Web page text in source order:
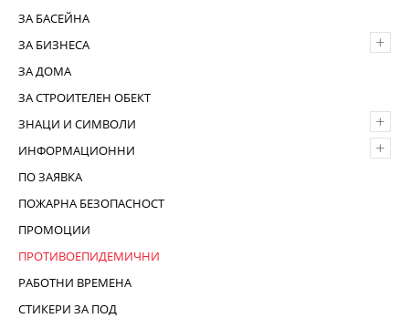
ЗА БАСЕЙНА
+
ЗА БИЗНЕСА
ЗА ДОМА
ЗА СТРОИТЕЛЕН ОБЕКТ
+
ЗНАЦИ И СИМВОЛИ
+
ИНФОРМАЦИОННИ
ПО ЗАЯВКА
ПОЖАРНА БЕЗОПАСНОСТ
ПРОМОЦИИ
ПРОТИВОЕПИДЕМИЧНИ
РАБОТНИ ВРЕМЕНА
СТИКЕРИ ЗА ПОД